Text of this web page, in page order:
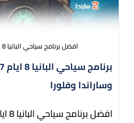
افضل برنامج سياحي البانيا 8 ايام 7 ليالي - 6
وساراندا وفلورا